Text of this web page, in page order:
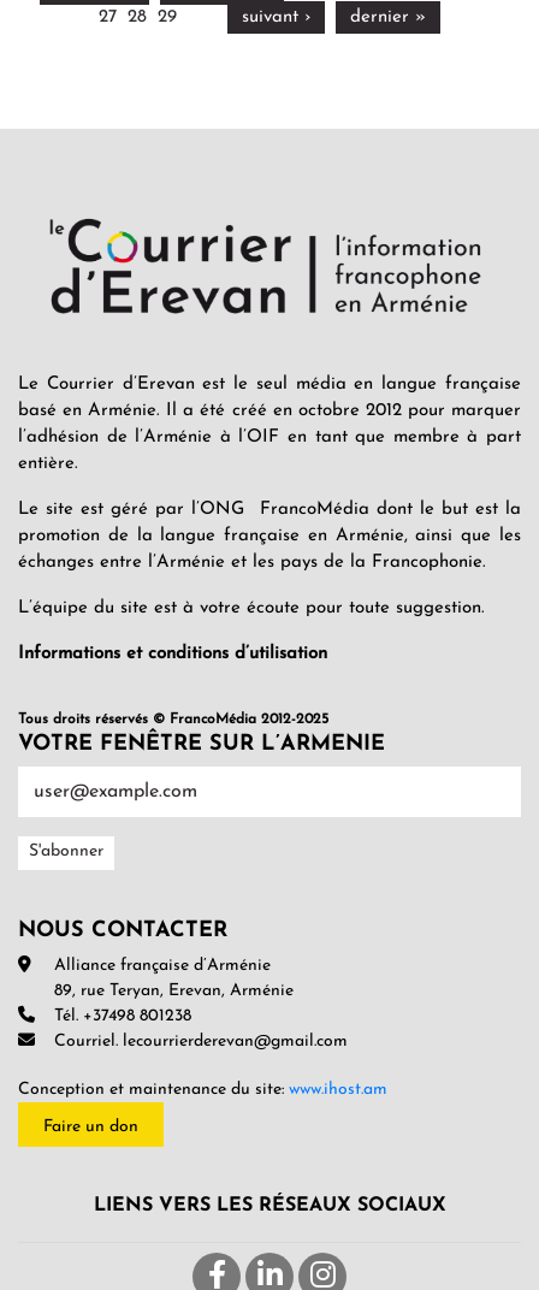
27 28 29 suivant › dernier »
Le Courrier d’Erevan est le seul média en langue française
basé en Arménie. Il a été créé en octobre 2012 pour marquer
l’adhésion de l’Arménie à l’OIF en tant que membre à part
entière.
Le site est géré par l’ONG FrancoMédia dont le but est la
promotion de la langue française en Arménie, ainsi que les
échanges entre l’Arménie et les pays de la Francophonie.
L’équipe du site est à votre écoute pour toute suggestion.
Informations et conditions d’utilisation
Tous droits réservés © FrancoMédia 2012-2025
VOTRE FENÊTRE SUR L’ARMENIE
NOUS CONTACTER
Alliance française d’Arménie
89, rue Teryan, Erevan, Arménie
Tél. +37498 801238
Courriel. lecourrierderevan@gmail.com
Conception et maintenance du site: www.ihost.am
Faire un don
LIENS VERS LES RÉSEAUX SOCIAUX